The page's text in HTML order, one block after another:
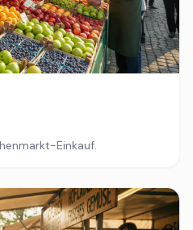
Einkauf.